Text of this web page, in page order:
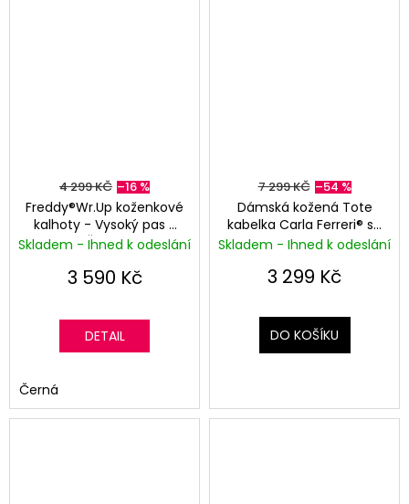
4 299 KČ –16 %
Freddy®Wr.Up koženkové
kalhoty - Vysoký pas -
Černá
Skladem - Ihned k odeslání
3 590 Kč
DETAIL
Černá
7 299 KČ –54 %
Dámská kožená Tote
kabelka Carla Ferreri® se
šátkem - Hořčicová
Skladem - Ihned k odeslání
3 299 Kč
DO KOŠÍKU